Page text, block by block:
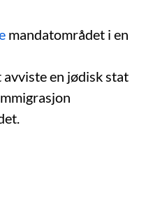
mandatområdet i en
en jødisk stat